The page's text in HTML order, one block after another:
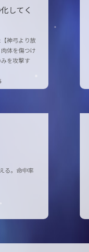
してく
【神弓より放
体を傷つけ
を攻撃す
る。命中率